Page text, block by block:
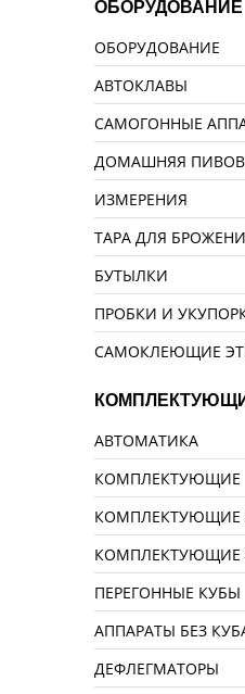
Ячменное
1200 руб.
ОБОРУДОВАНИЕ
ОБОРУДОВАНИЕ
АВТОКЛАВЫ
САМОГОННЫЕ
ДОМАШНЯЯ
ИЗМЕРЕНИЯ
ТАРА ДЛЯ
БУТЫЛКИ
ПРОБКИ И
САМОКЛЕЮЩИЕ
АВТОМАТИКА
КОМПЛЕКТУЮЩИЕ
ПЕРЕГОННЫЕ КУБЫ
АППАРАТЫ БЕЗ
ДЕФЛЕГМАТОРЫ